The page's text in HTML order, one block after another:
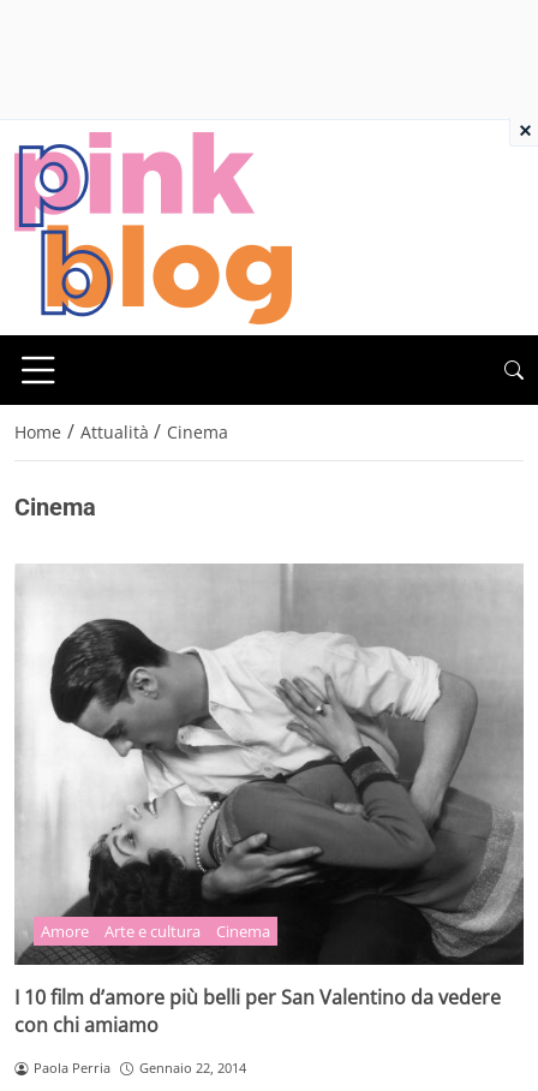
Home / Attualità / Cinema
Cinema
Amore Arte e cultura Cinema
I 10 film d’amore più belli per San Valentino da vedere
con chi amiamo
Paola Perria Gennaio 22, 2014
×